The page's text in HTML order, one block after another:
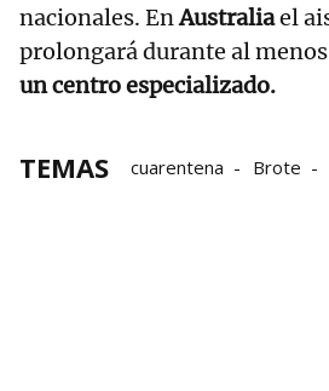
nacionales. EnAustraliael
prolongará durante al menos
un centro especializado.
TEMAS cuarentena Brote